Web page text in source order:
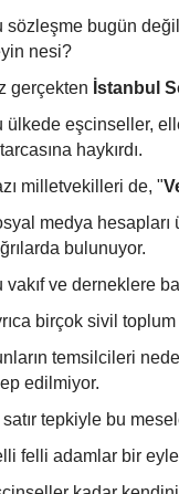
sözleşme bugün
nesi?
gerçekten İstanbul
ülkede eşcinseller,
haykırdı.
milletvekilleri de, "
medya
bulunuyor.
vakıf ve derneklere
birçok sivil
temsilcileri
edilmiyor.
satır tepkiyle bu
felli adamlar bir